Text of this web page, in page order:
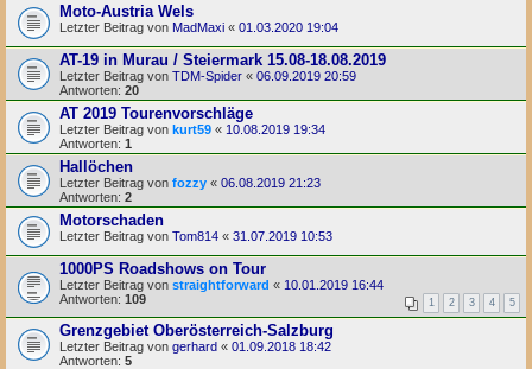
Moto-Austria Wels
Letzter Beitrag von MadMaxi « 01.03.2020 19:04
AT-19 in Murau / Steiermark 15.08-18.08.2019
Letzter Beitrag von TDM-Spider « 06.09.2019 20:59
Antworten: 20
AT 2019 Tourenvorschläge
Letzter Beitrag von kurt59 « 10.08.2019 19:34
Antworten: 1
Hallöchen
Letzter Beitrag von fozzy « 06.08.2019 21:23
Antworten: 2
Motorschaden
Letzter Beitrag von Tom814 « 31.07.2019 10:53
1000PS Roadshows on Tour
Letzter Beitrag von straightforward « 10.01.2019 16:44
Antworten: 109 1 2 3 4 5
Grenzgebiet Oberösterreich-Salzburg
Letzter Beitrag von gerhard « 01.09.2018 18:42
Antworten: 5